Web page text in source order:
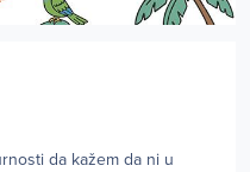
da kažem da ni u